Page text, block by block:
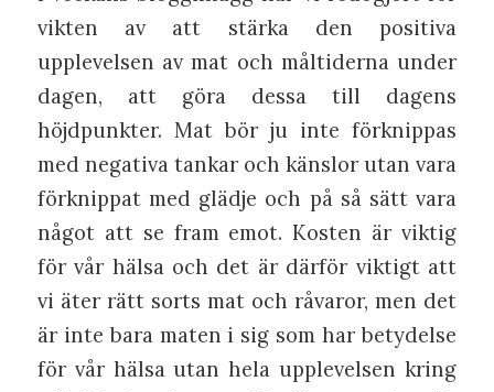
vikten av att stärka den positiva
upplevelsen av mat och måltiderna under
dagen, att göra dessa till dagens
höjdpunkter. Mat bör ju inte förknippas
med negativa tankar och känslor utan vara
förknippat med glädje och på så sätt vara
något att se fram emot. Kosten är viktig
för vår hälsa och det är därför viktigt att
vi äter rätt sorts mat och råvaror, men det
är inte bara maten i sig som har betydelse
för vår hälsa utan hela upplevelsen kring